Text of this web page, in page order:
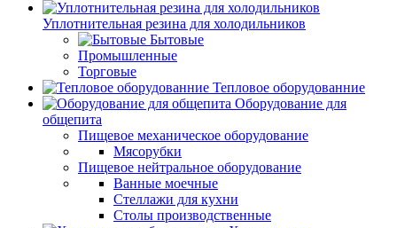
Уплотнительная резина для холодильников
Бытовые
Промышленные
Торговые
Тепловое оборудованние
Оборудование для
общепита
Пищевое механическое оборудование
Мясорубки
Пищевое нейтральное оборудование
Ванные моечные
Стеллажи для кухни
Столы производственные